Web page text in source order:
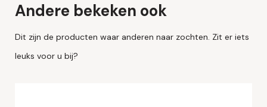
Andere bekeken ook
Dit zijn de producten waar anderen naar zochten. Zit er iets
leuks voor u bij?